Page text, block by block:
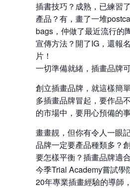
插書技巧？成熟，已練習
產品？有，畫了一堆
bags，仲做了最近流行的
宣傳方法？開了IG，還報
片！
一切準備就緒，插畫品牌
創立插畫品牌，就這樣簡
多插畫品牌冒起，要作品
的市場中，要用心預備的事
畫畫靚，但你有令人一眼
品牌一定要產品種類多？
要怎樣平衡？插畫品牌適
今季Trial Academy嘗試學
20年專業插畫經驗的導師